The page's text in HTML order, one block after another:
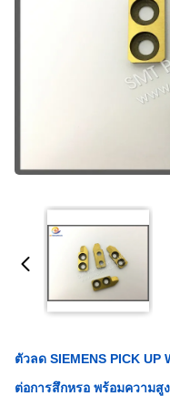
ตัวลด SIEMENS PICK
ต่อการสึกหรอ พร้อมความสู